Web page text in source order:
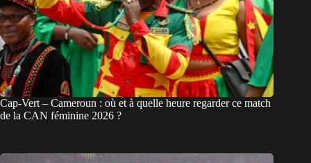
Cap-Vert – Cameroun : où et à quelle heure regarder ce match
de la CAN féminine 2026 ?